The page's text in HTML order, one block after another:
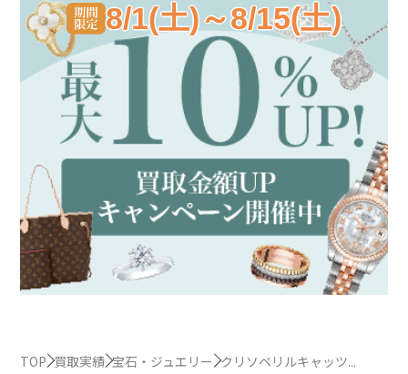
8/1(土)～8/15(土)
TOP 買取実績 宝石・ジュエリー クリソベリルキャッツ...